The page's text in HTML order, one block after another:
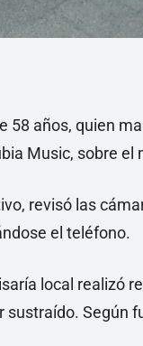
años, quien
Music, sobre el
revisó las
el teléfono.
local realizó
Según